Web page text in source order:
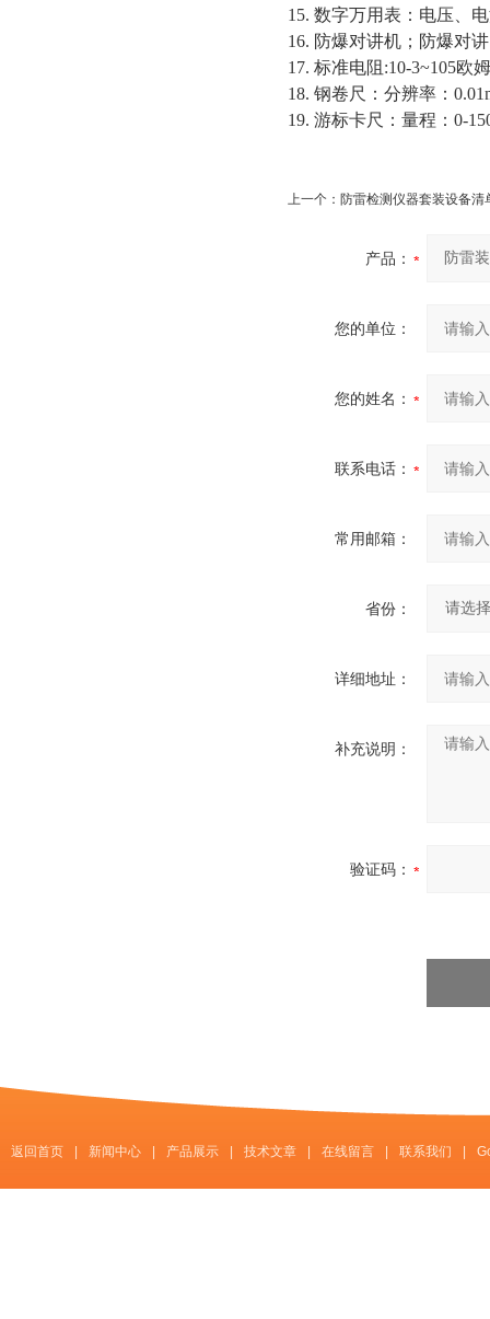
15. 数字万用表：电压、
16. 防爆对讲机；防爆对讲
17. 标准电阻:10-3~105欧
18. 钢卷尺：分辨率：
19. 游标卡尺：量程：0-
上一个： 防雷检测仪器套装设备清
产品：
您的单位：
您的姓名：
联系电话：
常用邮箱：
省份：
详细地址：
补充说明：
验证码：
返回首页 新闻中心 产品展示 技术文章 在线留言 联系我们